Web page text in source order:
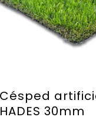
Césped
HADES 30mm